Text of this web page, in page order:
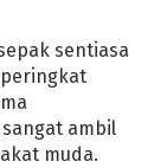
sentiasa
ambil
muda.